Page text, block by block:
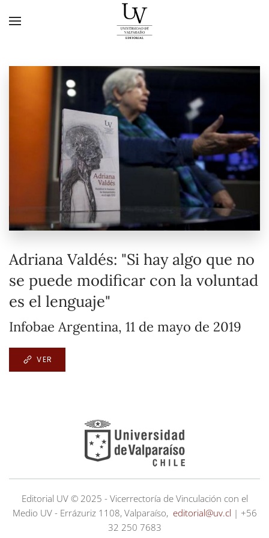
Adriana Valdés: "Si hay algo que no
se puede modificar con la voluntad
es el lenguaje"
Infobae Argentina, 11 de mayo de 2019
VER
Editorial UV © 2025 - Vicerrectoría de Vinculación con el
Medio UV - Errázuriz 1108, Valparaíso, editorial@uv.cl | +56
32 250 7683